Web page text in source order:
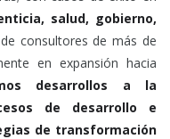
salud, gobierno,
consultores de más de
en expansión hacia
desarrollos a la
de desarrollo e
de transformación